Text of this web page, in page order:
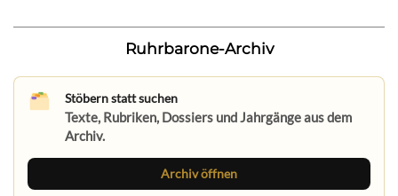
Ruhrbarone-Archiv
Stöbern statt suchen
Texte, Rubriken, Dossiers und Jahrgänge aus dem
Archiv.
Archiv öffnen